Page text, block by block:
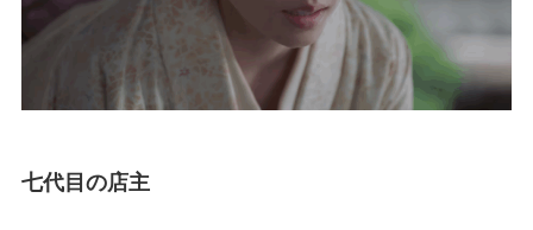
七代目の店主